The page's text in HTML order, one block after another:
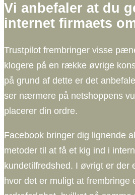
Vi anbefaler at du
internet firmaets
Trustpilot frembringer visse
klogere på en række øvrige
på grund af dette er det
ser nærmere på netshoppens
placerer din ordre.
Facebook bringer dig lignende
metoder til at få et kig ind i
kundetilfredshed. I øvrigt er der
hvor det er muligt at frembringe